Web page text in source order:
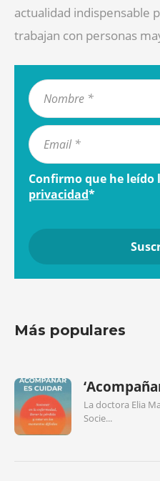
actualidad indispensable
trabajan con personas
Confirmo que he leído
privacidad*
Más populares
La doctora Elia
Socie...